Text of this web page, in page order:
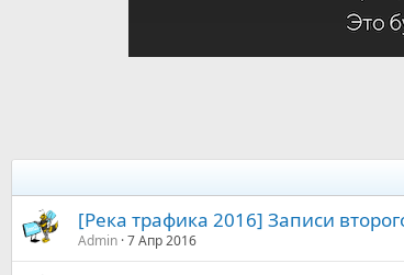
[Река трафика 2016] Записи
Admin 7 Апр 2016